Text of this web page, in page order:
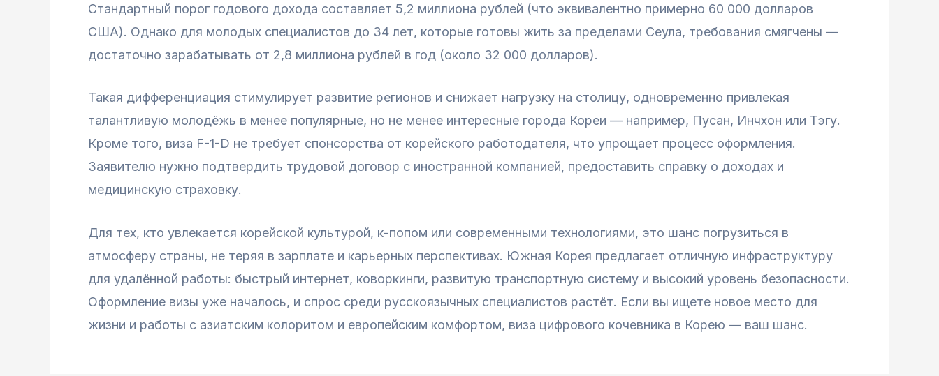
Стандартный порог годового дохода составляет 5,2 миллиона рублей (что эквивалентно примерно 60 000 долларов
США). Однако для молодых специалистов до 34 лет, которые готовы жить за пределами Сеула, требования смягчены —
достаточно зарабатывать от 2,8 миллиона рублей в год (около 32 000 долларов).
Такая дифференциация стимулирует развитие регионов и снижает нагрузку на столицу, одновременно привлекая
талантливую молодёжь в менее популярные, но не менее интересные города Кореи — например, Пусан, Инчхон или Тэгу.
Кроме того, виза F-1-D не требует спонсорства от корейского работодателя, что упрощает процесс оформления.
Заявителю нужно подтвердить трудовой договор с иностранной компанией, предоставить справку о доходах и
медицинскую страховку.
Для тех, кто увлекается корейской культурой, к-попом или современными технологиями, это шанс погрузиться в
атмосферу страны, не теряя в зарплате и карьерных перспективах. Южная Корея предлагает отличную инфраструктуру
для удалённой работы: быстрый интернет, коворкинги, развитую транспортную систему и высокий уровень безопасности.
Оформление визы уже началось, и спрос среди русскоязычных специалистов растёт. Если вы ищете новое место для
жизни и работы с азиатским колоритом и европейским комфортом, виза цифрового кочевника в Корею — ваш шанс.